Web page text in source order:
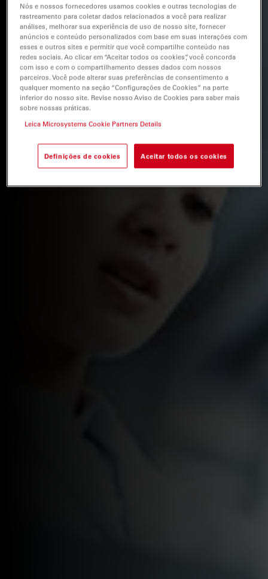
Nós e nossos fornecedores usamos cookies e outras tecnologias de
rastreamento para coletar dados relacionados a você para realizar
análises, melhorar sua experiência de uso de nosso site, fornecer
anúncios e conteúdo personalizados com base em suas interações com
esses e outros sites e permitir que você compartilhe conteúdo nas
redes sociais. Ao clicar em “Aceitar todos os cookies”, você concorda
com isso e com o compartilhamento desses dados com nossos
parceiros. Você pode alterar suas preferências de consentimento a
qualquer momento na seção “Configurações de Cookies” na parte
inferior do nosso site. Revise nosso Aviso de Cookies para saber mais
sobre nossas práticas.
Leica Microsystems Cookie Partners Details
Definições de cookies Aceitar todos os cookies